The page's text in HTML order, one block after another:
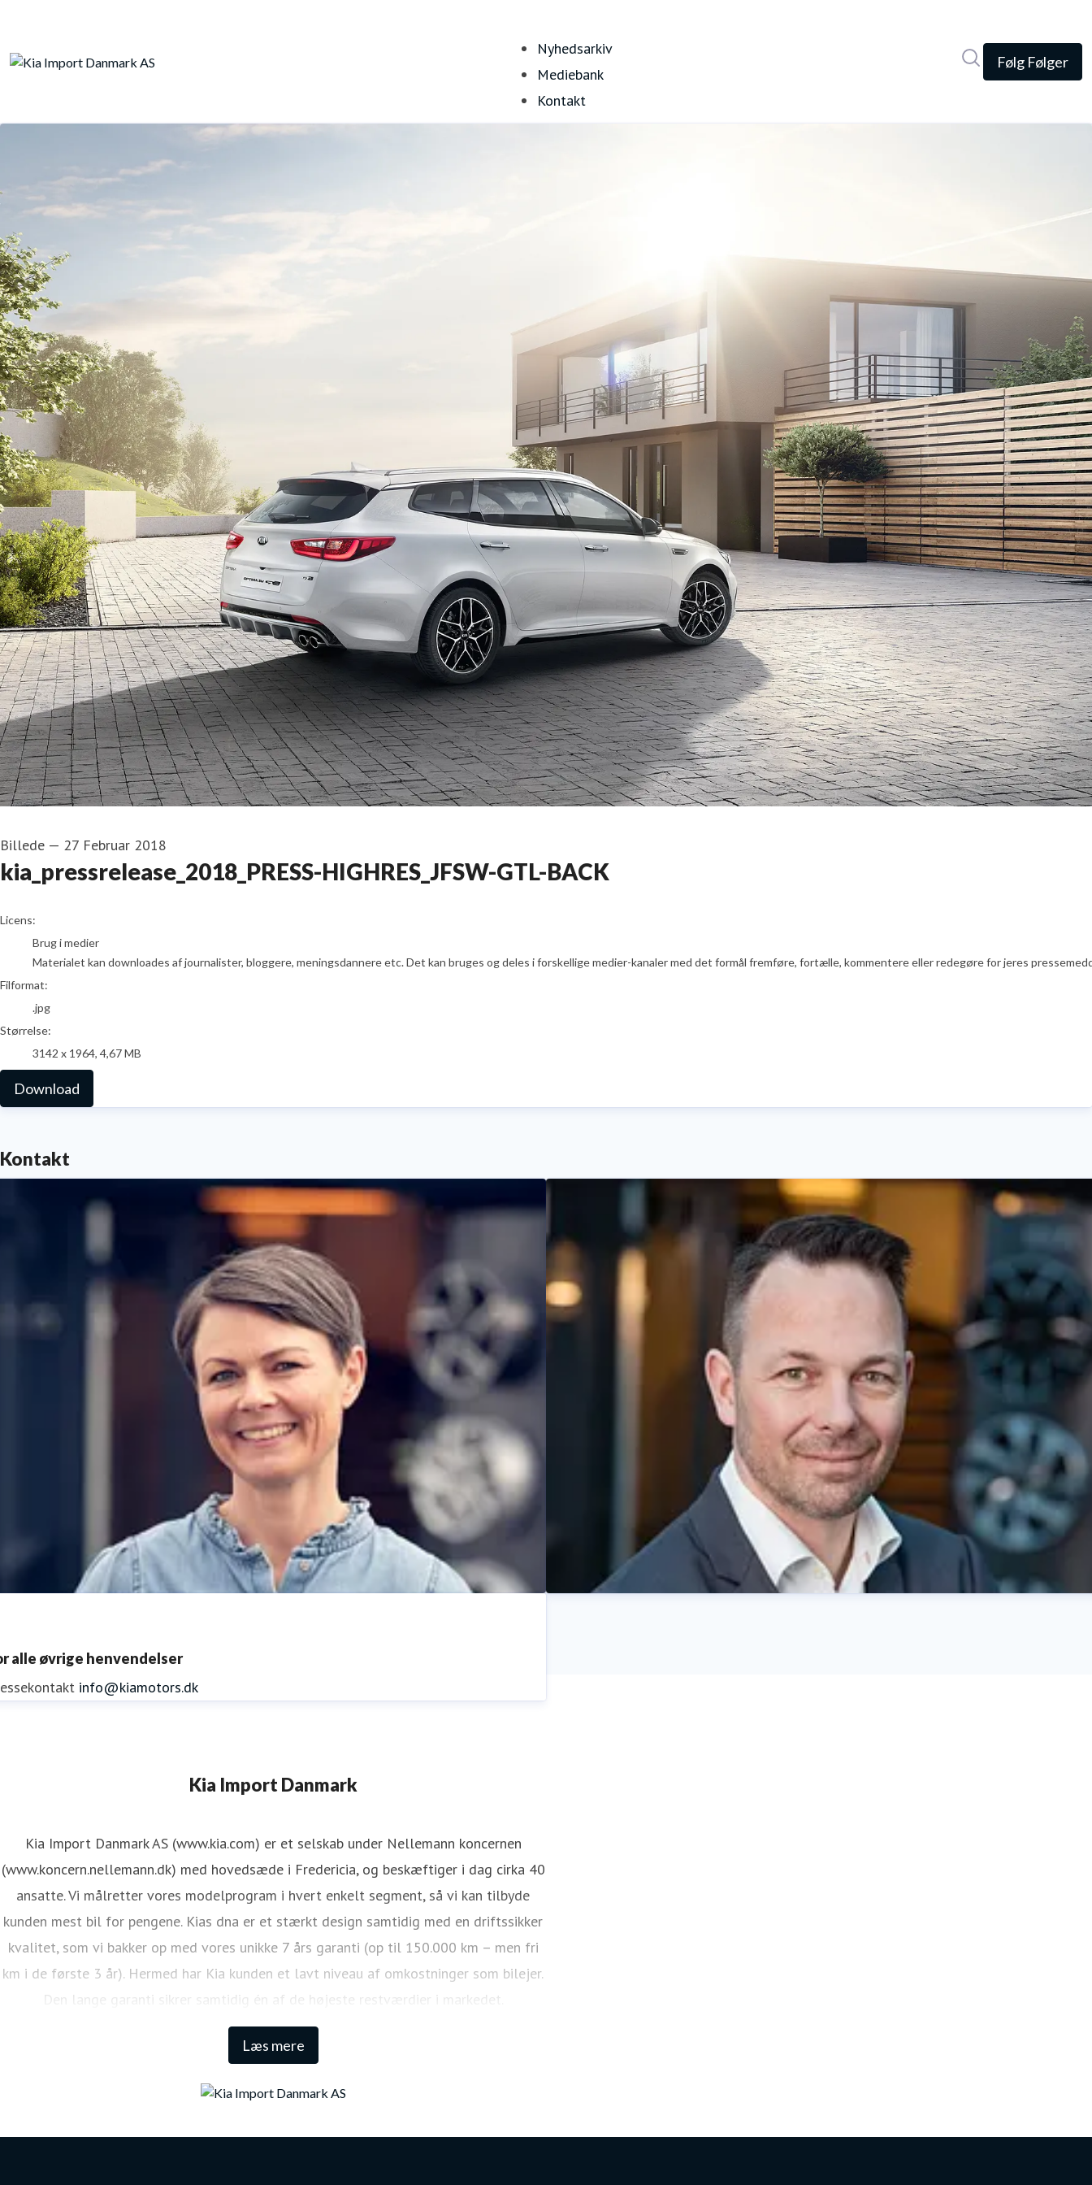
Nyhedsarkiv
Mediebank
Kontakt
Følg Følger
Billede — 27 Februar 2018
kia_pressrelease_2018_PRESS-HIGHRES_JFSW-GTL-BACK
go to media item
Licens:
Brug i medier
Materialet kan downloades af journalister, bloggere, meningsdannere etc. Det kan bruges og deles i forskellige medier-kanaler med det formål fremføre, fortælle, kommentere eller redegøre for jeres
Filformat:
.jpg
Størrelse:
3142 x 1964, 4,67 MB
Download
Kontakt
alle øvrige henvendelser
info@kiamotors.dk
Kia Import Danmark
Læs mere
Kia Import Danmark AS (www.kia.com) er et selskab under Nellemann koncernen
(www.koncern.nellemann.dk) med hovedsæde i Fredericia, og beskæftiger i dag cirka 40
ansatte. Vi målretter vores modelprogram i hvert enkelt segment, så vi kan tilbyde
kunden mest bil for pengene. Kias dna er et stærkt design samtidig med en driftssikker
kvalitet, som vi bakker op med vores unikke 7 års garanti (op til 150.000 km – men fri
km i de første 3 år). Hermed har Kia kunden et lavt niveau af omkostninger som bilejer.
Den lange garanti sikrer samtidig én af de højeste restværdier i markedet.